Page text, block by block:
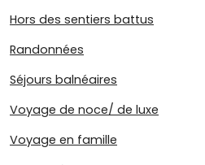
Hors des sentiers battus
Randonnées
Séjours balnéaires
Voyage de noce/ de luxe
Voyage en famille